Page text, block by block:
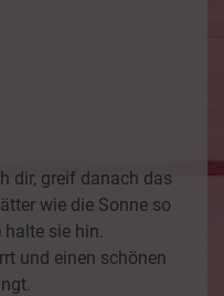
dir, greif danach das
wie die Sonne so
sie hin.
und einen schönen